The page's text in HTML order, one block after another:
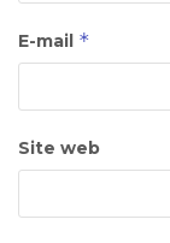
E-mail *
Site web